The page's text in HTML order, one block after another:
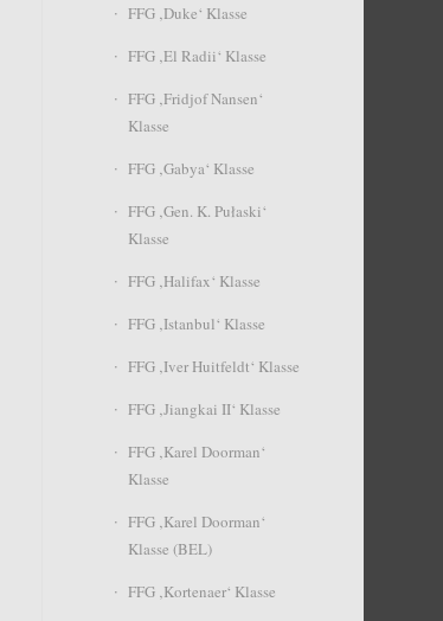
FFG ‚Duke‘ Klasse
FFG ‚El Radii‘ Klasse
FFG ‚Fridjof Nansen‘
Klasse
FFG ‚Gabya‘ Klasse
FFG ‚Gen. K. Pułaski‘
Klasse
FFG ‚Halifax‘ Klasse
FFG ‚Istanbul‘ Klasse
FFG ‚Iver Huitfeldt‘ Klasse
FFG ‚Jiangkai II‘ Klasse
FFG ‚Karel Doorman‘
Klasse
FFG ‚Karel Doorman‘
Klasse (BEL)
FFG ‚Kortenaer‘ Klasse